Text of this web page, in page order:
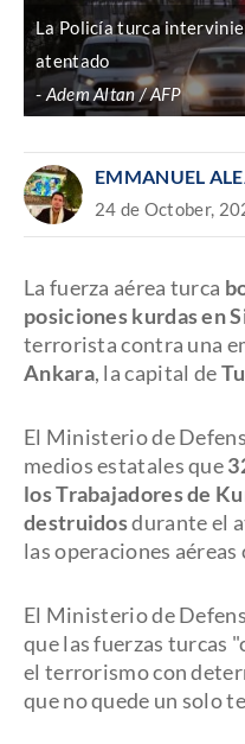
La Policía turca
atentado
Adem Altan / AFP
EMMANUEL
24 de October,
La fuerza aérea turca
posiciones kurdas en
terrorista contra una
Ankara, la capital de
El Ministerio de
medios estatales que
los Trabajadores de
destruidosdurante el
las operaciones
El Ministerio de
que las fuerzas turcas
el terrorismo con
que no quede un solo